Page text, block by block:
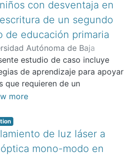
con desventaja en
de un segundo
de educación primaria
Autónoma de Baja
Facultad de Ciencias
2014)Parra Tellez, María
López Arriaga, Lilia Guadalupe
estudio de caso incluye
de aprendizaje para apoyar
que requieren de un
académico para
Las estrategias utilizadas
como las mejores prácticas
more
de luz láser a
mono-modo en